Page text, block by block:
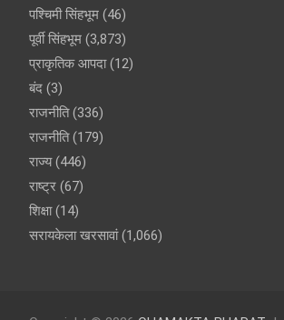
पश्चिमी सिंहभूम (46)
पूर्वी सिंहभूम (3,873)
प्राकृतिक आपदा(12)
बंद (3)
राजनीति(336)
राजनीति(179)
राज्य(446)
राष्ट्र (67)
शिक्षा(14)
सरायकेला खरसावां(1,066)